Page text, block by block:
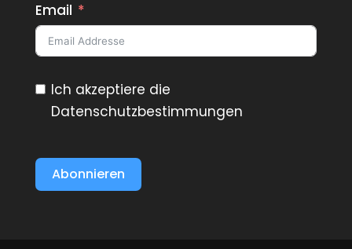
Email
Ich akzeptiere die
Datenschutzbestimmungen
Abonnieren